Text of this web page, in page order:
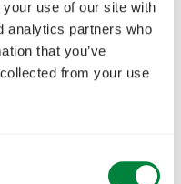
use of our site with
analytics partners who
that you’ve
from your use